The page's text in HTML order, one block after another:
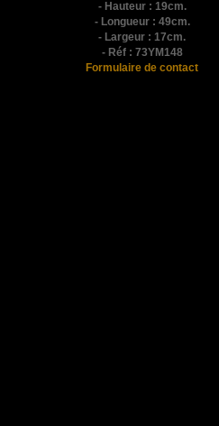
- Hauteur : 19cm.
- Longueur : 49cm.
- Largeur : 17cm.
- Réf : 73YM148
Formulaire de contact